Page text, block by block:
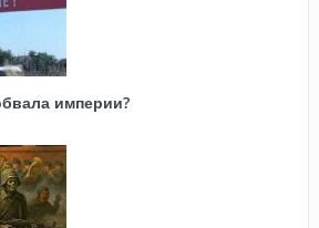
империи?